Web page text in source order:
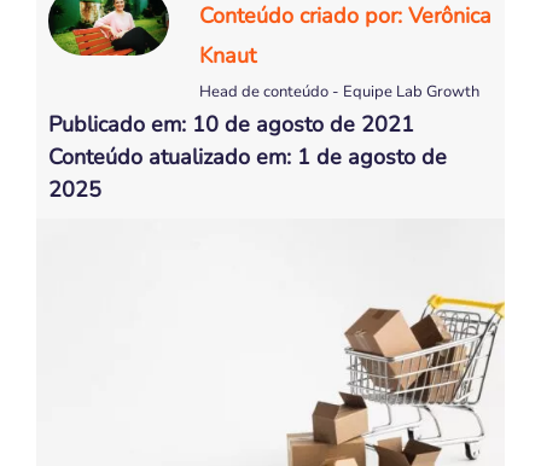
Conteúdo criado por: Verônica
Knaut
Head de conteúdo - Equipe Lab Growth
Publicado em: 10 de agosto de 2021
Conteúdo atualizado em: 1 de agosto de
2025